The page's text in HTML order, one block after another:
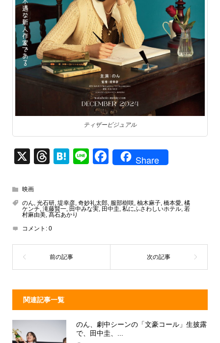
ティザービジュアル
X
T
a
d
s
H
n
a
Li
F
e
o
k
Share
映画
のん, 光石研, 堤幸彦, 奇妙礼太郎, 服部樹咲, 柚木麻子, 橋本愛, 橘
ケンチ, 滝藤賢一, 田中みな実, 田中圭, 私にふさわしいホテル, 若
村麻由美, 髙石あかり
コメント: 0
関連記事一覧
のん、劇中シーンの「文豪コール」生披露
で、田中圭、...